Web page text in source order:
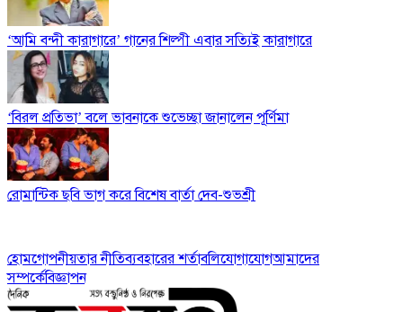
‘আমি বন্দী কারাগারে’ গানের শিল্পী এবার সত্যিই কারাগারে
‘বিরল প্রতিভা’ বলে ভাবনাকে শুভেচ্ছা জানালেন পূর্ণিমা
রোমান্টিক ছবি ভাগ করে বিশেষ বার্তা দেব-শুভশ্রী
হোমগোপনীয়তার নীতিব্যবহারের শর্তাবলিযোগাযোগআমাদের
সম্পর্কেবিজ্ঞাপন